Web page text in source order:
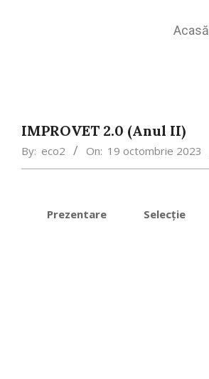
Acasă
IMPROVET 2.0 (Anul II)
By: eco2 On: 19 octombrie 2023
Prezentare Selecție